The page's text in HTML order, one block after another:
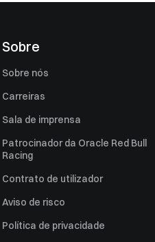
Sobre
Sobre nós
Carreiras
Sala de imprensa
Patrocinador da Oracle Red Bull
Racing
Contrato de utilizador
Aviso de risco
Política de privacidade